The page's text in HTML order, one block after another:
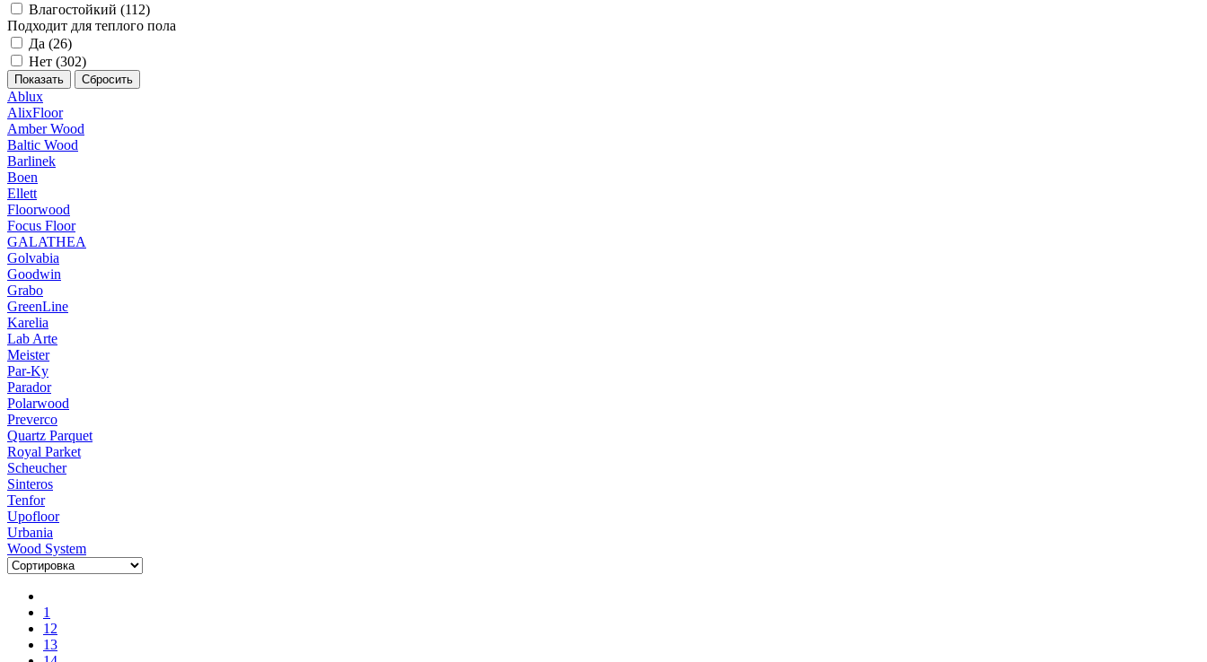
Влагостойкий (112)
Подходит для теплого пола
Да (26)
Нет (302)
Ablux
AlixFloor
Amber Wood
Baltic Wood
Barlinek
Boen
Ellett
Floorwood
Focus Floor
GALATHEA
Golvabia
Goodwin
Grabo
GreenLine
Karelia
Lab Arte
Meister
Par-Ky
Parador
Polarwood
Preverco
Quartz Parquet
Royal Parket
Scheucher
Sinteros
Tenfor
Upofloor
Urbania
Wood System
1
12
13